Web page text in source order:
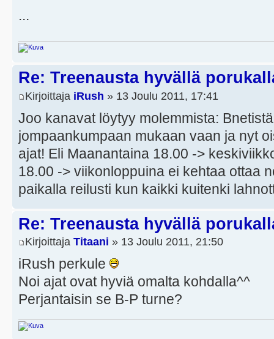
...
Re: Treenausta hyvällä
Kirjoittaja iRush » 13 Joulu 2011, 17:41
Joo kanavat löytyy molemmista:
jompaankumpaan mukaan vaan ja nyt
ajat! Eli Maanantaina 18.00 ->
18.00 -> viikonloppuina ei kehtaa ottaa
paikalla reilusti kun kaikki kuitenki
Re: Treenausta hyvällä
Kirjoittaja Titaani » 13 Joulu 2011, 21:50
iRush perkule
Noi ajat ovat hyviä omalta kohdalla^^
Perjantaisin se B-P turne?